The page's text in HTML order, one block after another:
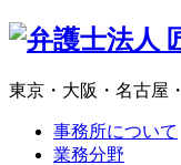
東京・大阪・名古屋
事務所について
業務分野